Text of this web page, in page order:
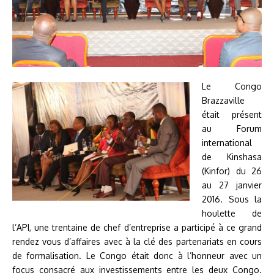
Le Congo
Brazzaville
était présent
au Forum
international
de Kinshasa
(Kinfor) du 26
au 27 janvier
2016. Sous la
houlette de
l’API, une trentaine de chef d’entreprise a participé à ce grand
rendez vous d’affaires avec à la clé des partenariats en cours
de formalisation. Le Congo était donc à l’honneur avec un
focus consacré aux investissements entre les deux Congo.